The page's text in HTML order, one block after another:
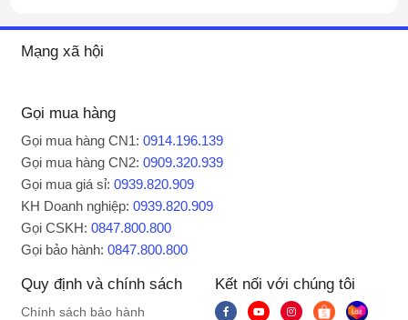
Kết nối với chúng tôi
Gọi mua hàng
Gọi mua hàng CN1:0914.196.139
Gọi mua hàng CN2:0909.320.939
Gọi mua giá sỉ:0939.820.909
KH Doanh nghiệp:0939.820.909
Gọi CSKH:0847.800.800
Gọi bảo hành:0847.800.800
Quy định và chính sách
Chính sách bảo hành
Mạng xã hội